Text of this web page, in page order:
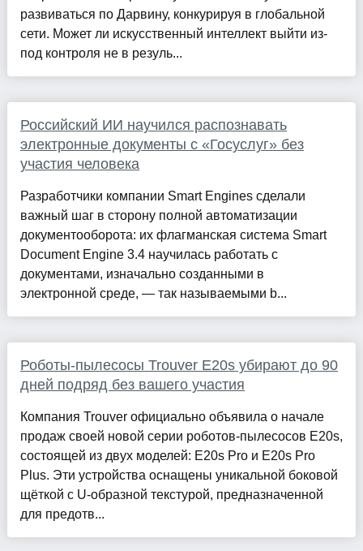
развиваться по Дарвину, конкурируя в глобальной
сети. Может ли искусственный интеллект выйти из-
под контроля не в резуль...
Российский ИИ научился распознавать
электронные документы с «Госуслуг» без
участия человека
Разработчики компании Smart Engines сделали
важный шаг в сторону полной автоматизации
документооборота: их флагманская система Smart
Document Engine 3.4 научилась работать с
документами, изначально созданными в
электронной среде, — так называемыми b...
Роботы-пылесосы Trouver E20s убирают до 90
дней подряд без вашего участия
Компания Trouver официально объявила о начале
продаж своей новой серии роботов-пылесосов E20s,
состоящей из двух моделей: E20s Pro и E20s Pro
Plus. Эти устройства оснащены уникальной боковой
щёткой с U-образной текстурой, предназначенной
для предотв...